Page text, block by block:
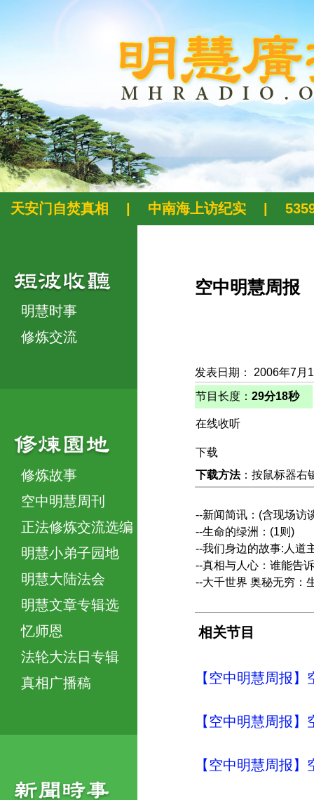
天安门自焚真相 中南海上访纪实
明慧时事
修炼交流
修炼故事
空中明慧周刊
正法修炼交流选编
明慧小弟子园地
明慧大陆法会
明慧文章专辑选
忆师恩
法轮大法日专辑
真相广播稿
空中明慧周报
发表日期： 2006年7月
节目长度： 29分18秒
在线收听
下载
下载方法：按鼠标器右
--新闻简讯：(含现场访
--生命的绿洲：(1则)
--我们身边的故事:人道
--真相与人心：谁能告
--大千世界 奥秘无穷：
相关节目
【空中明慧周报
【空中明慧周报
【空中明慧周报